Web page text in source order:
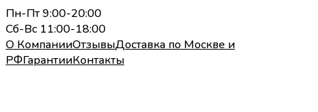
Пн-Пт 9:00-20:00
Сб-Вс 11:00-18:00
О КомпанииОтзывыДоставка по Москве и
РФГарантииКонтакты